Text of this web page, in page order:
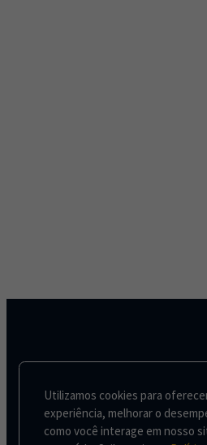
Utilizamos cookies para
experiência, melhorar o
como você interage em nosso